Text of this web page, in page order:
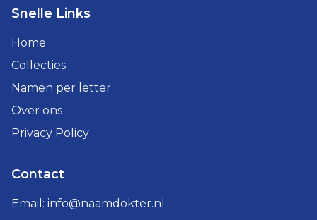
Snelle Links
Home
Collecties
Namen per letter
Over ons
Privacy Policy
Contact
Email: info@naamdokter.nl